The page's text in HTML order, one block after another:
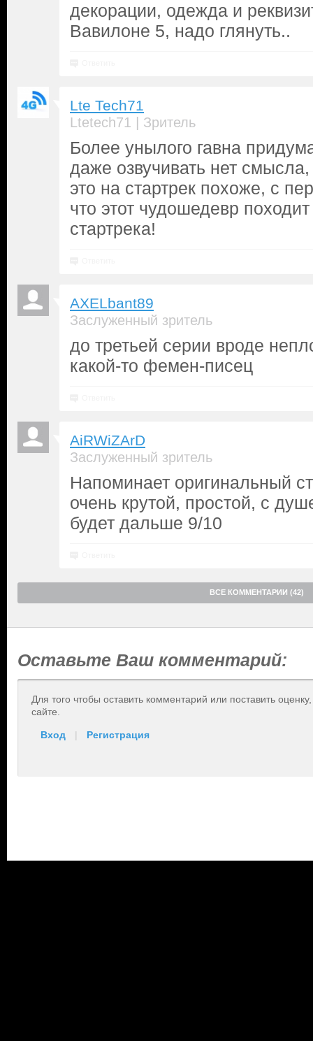
декорации, одежда и
Вавилоне 5, надо глянуть..
Lte Tech71
Ltetech71 | Зритель
Более унылого гавна
даже озвучивать нет
это на стартрек похоже, с
что этот чудошедевр
стартрека!
AXELbant89
Заслуженный зритель
до третьей серии вроде
какой-то фемен-писец
AiRWiZArD
Заслуженный зритель
Напоминает оригинальный
очень крутой, простой, с
будет дальше 9/10
ВСЕ КОММЕНТАРИИ (42)
Оставьте Ваш комментарий:
Для того чтобы оставить комментарий или поставить
сайте.
Вход | Регистрация